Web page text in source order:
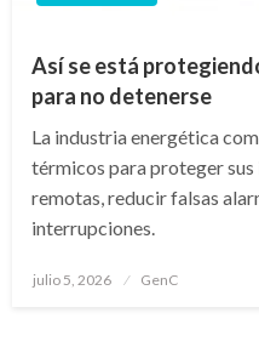
Así se está
para no detenerse
La industria energética
térmicos para proteger sus
remotas, reducir falsas
interrupciones.
Publicado
julio 5, 2026 GenC